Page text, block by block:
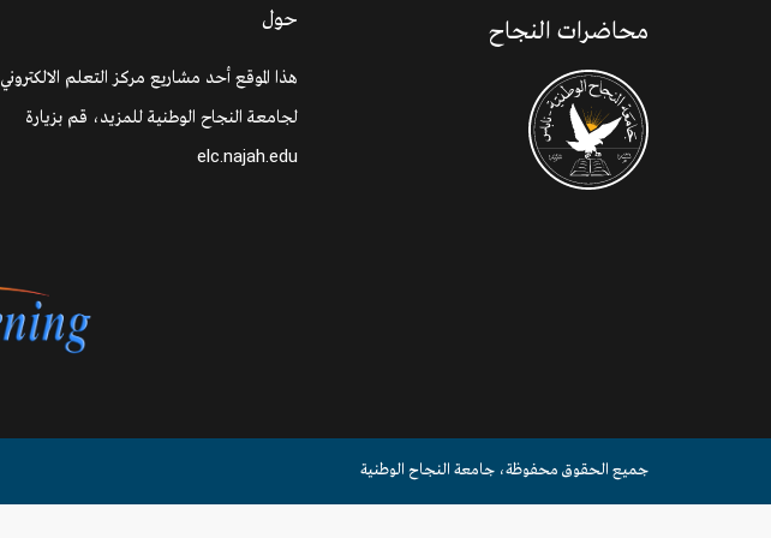
محاضرات النجاح حول
هذا الموقع أحد مشاريع مركز التعلم الالكتروني
لجامعة النجاح الوطنية للمزيد، قم بزيارة
elc.najah.edu
جميع الحقوق محفوظة، جامعة النجاح الوطنية